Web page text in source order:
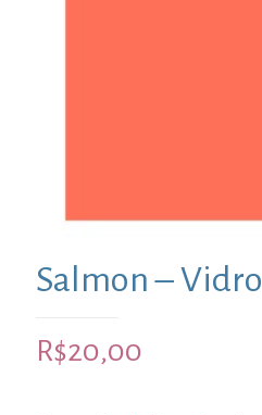
Salmon – Vidro
R$20,00